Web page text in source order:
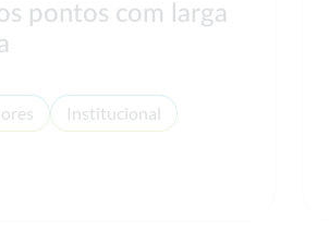
pontos com larga
Institucional